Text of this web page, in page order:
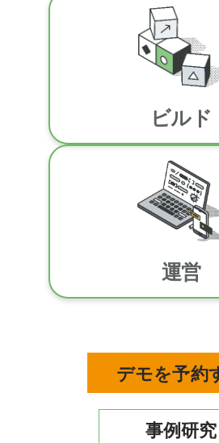
ビルド
運営
デモを予約
事例研究